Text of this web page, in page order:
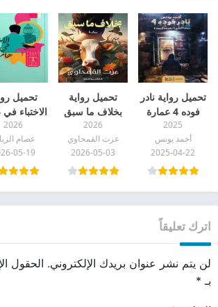
تحميل رواية نادر
فوده 4 عمارة
الفزع pdf
2025
أحمد يونس
2025-04-22
تحميل رواية
بخلاف ما سبق
pdf
2026
عزت القمحاوي
2026-05-03
تحميل
الاختباء
هامستر pdf
2026
عصام
05-19
اترك تعليقاً
لن يتم نشر عنوان بريدك الإلكتروني. الحقول
بـ *